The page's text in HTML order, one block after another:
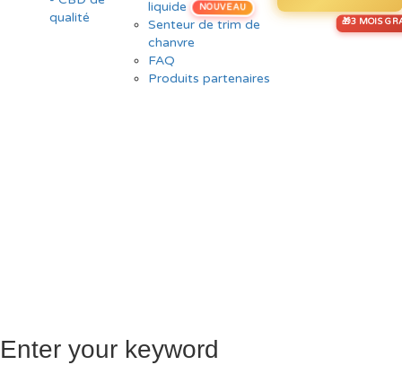
liquide
NOUVEAU
Senteur de trim de
chanvre
FAQ
Produits partenaires
Enter your keyword